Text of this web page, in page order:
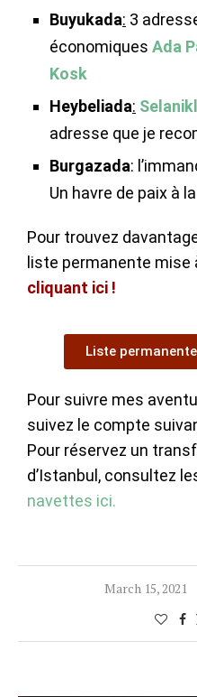
Buyukada: 3
économiques Ada
Kosk
Heybeliada:
adresse que je
Burgazada:
Un havre de paix à
Pour trouvez
liste permanente mise
cliquant ici !
Liste
Pour suivre mes
suivez le compte
Pour réservez un
d’Istanbul, consultez
navettes ici.
March 15, 2021